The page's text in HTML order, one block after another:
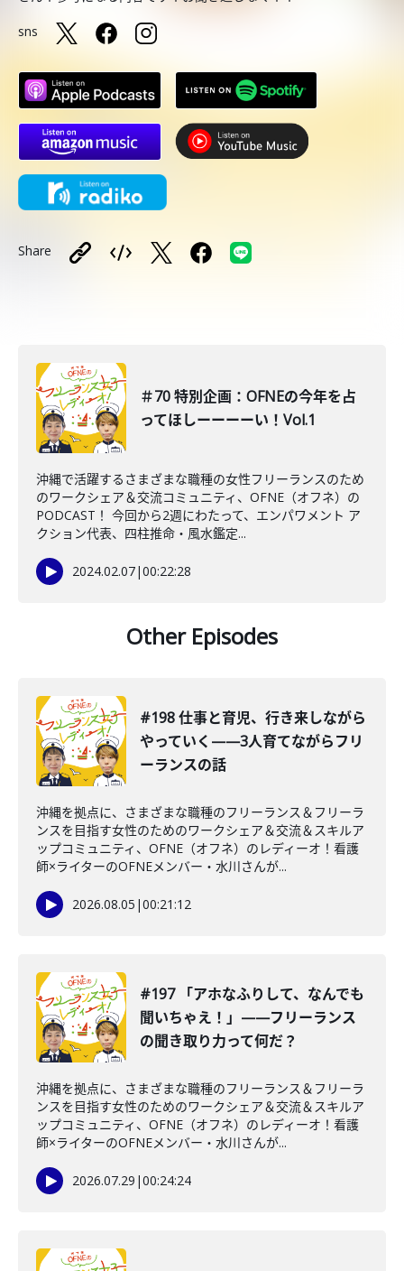
sns
Share
＃70 特別企画：OFNEの今年を占
ってほしーーーーい！Vol.1
沖縄で活躍するさまざまな職種の女性フリーランスのため
のワークシェア＆交流コミュニティ、OFNE（オフネ）の
PODCAST！ 今回から2週にわたって、エンパワメント ア
クション代表、四柱推命・風水鑑定...
2024.02.07|00:22:28
Other Episodes
#198 仕事と育児、行き来しながら
やっていく——3人育てながらフリ
ーランスの話
沖縄を拠点に、さまざまな職種のフリーランス＆フリーラ
ンスを目指す女性のためのワークシェア＆交流＆スキルア
ップコミュニティ、OFNE（オフネ）のレディーオ！看護
師×ライターのOFNEメンバー・水川さんが...
2026.08.05 |00:21:12
#197 「アホなふりして、なんでも
聞いちゃえ！」——フリーランス
の聞き取り力って何だ？
沖縄を拠点に、さまざまな職種のフリーランス＆フリーラ
ンスを目指す女性のためのワークシェア＆交流＆スキルア
ップコミュニティ、OFNE（オフネ）のレディーオ！看護
師×ライターのOFNEメンバー・水川さんが...
2026.07.29 |00:24:24